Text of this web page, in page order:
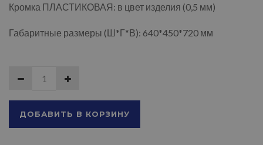
Кромка ПЛАСТИКОВАЯ: в цвет изделия (0,5 мм)
Габаритные размеры (Ш*Г*В): 640*450*720 мм
ДОБАВИТЬ В КОРЗИНУ